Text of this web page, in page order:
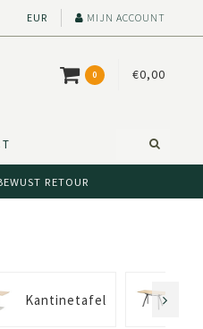
EUR MIJN ACCOUNT
0 €0,00
RETOUR
Kantinetafel